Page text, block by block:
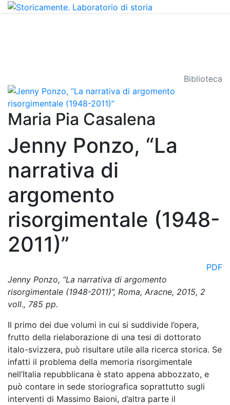
Biblioteca
Maria Pia Casalena
Jenny Ponzo, “La
narrativa di
argomento
risorgimentale (1948-
2011)”
PDF
Jenny Ponzo, “La narrativa di argomento
risorgimentale (1948-2011)”, Roma, Aracne, 2015, 2
voll., 785 pp.
Il primo dei due volumi in cui si suddivide l’opera,
frutto della rielaborazione di una tesi di dottorato
italo-svizzera, può risultare utile alla ricerca storica. Se
infatti il problema della memoria risorgimentale
nell’Italia repubblicana è stato appena abbozzato, e
può contare in sede storiografica soprattutto sugli
interventi di Massimo Baioni, d’altra parte il